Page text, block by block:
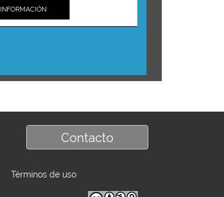
INFORMACIÓN
Contacto
Términos de uso